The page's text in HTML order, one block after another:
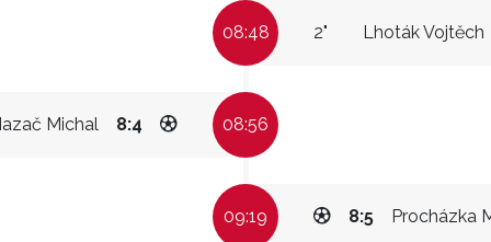
08:48 Lhoták Vojtěch
2"
Michal 8:4 08:56
09:19 Procházka
8:5